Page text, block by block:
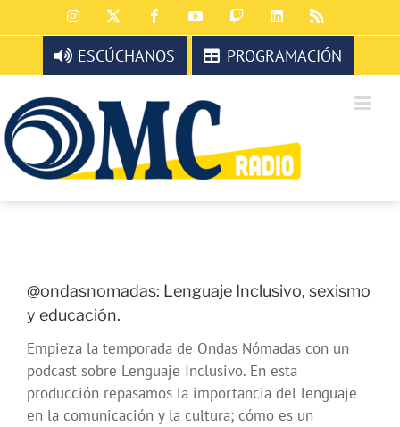
al
contenido
Instagram FacebookYouTubeTwitchLinkedIn
ESCÚCHANOS PROGRAMACIÓN
@ondasnomadas: Lenguaje Inclusivo, sexismo
y educación.
Empieza la temporada de Ondas Nómadas con un
podcast sobre Lenguaje Inclusivo. En esta
producción repasamos la importancia del lenguaje
en la comunicación y la cultura; cómo es un